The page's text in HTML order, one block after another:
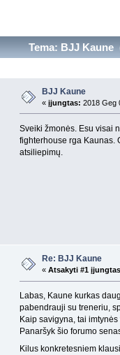
Tema: BJJ Kaune
BJJ Kaune
«įjungtas: 2018 Geg
Sveiki žmonės. Esu visai
fighterhouse rga Kaunas.
atsiliepimų.
Re: BJJ Kaune
«Atsakyti #1
Labas, Kaune kurkas
pabendrauji su treneriu,
Kaip savigyna, tai
Panaršyk šio forumo
Kilus konkretesniem